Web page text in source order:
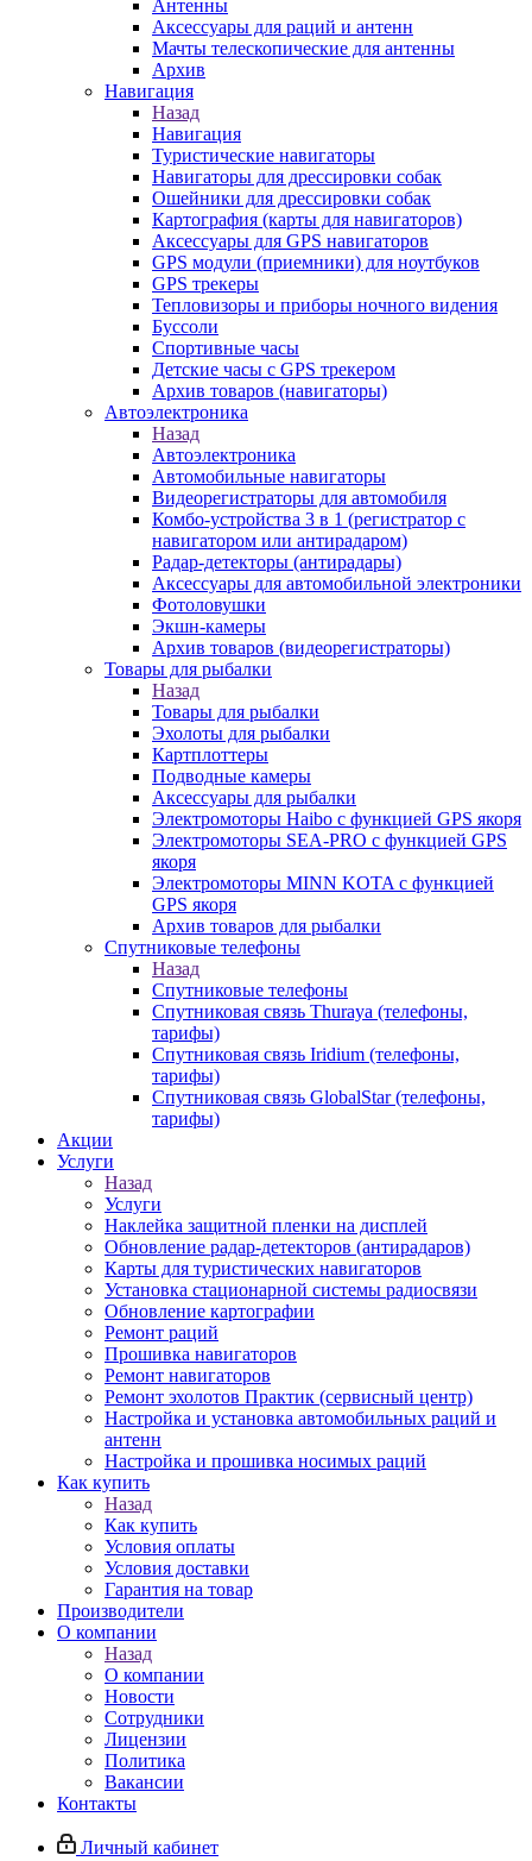
Антенны
Аксессуары для раций и антенн
Мачты телескопические для антенны
Архив
Навигация
Назад
Навигация
Туристические навигаторы
Навигаторы для дрессировки собак
Ошейники для дрессировки собак
Картография (карты для навигаторов)
Аксессуары для GPS навигаторов
GPS модули (приемники) для ноутбуков
GPS трекеры
Тепловизоры и приборы ночного видения
Буссоли
Спортивные часы
Детские часы с GPS трекером
Архив товаров (навигаторы)
Автоэлектроника
Назад
Автоэлектроника
Автомобильные навигаторы
Видеорегистраторы для автомобиля
Комбо-устройства 3 в 1 (регистратор с
навигатором или антирадаром)
Радар-детекторы (антирадары)
Аксессуары для автомобильной электроники
Фотоловушки
Экшн-камеры
Архив товаров (видеорегистраторы)
Товары для рыбалки
Назад
Товары для рыбалки
Эхолоты для рыбалки
Картплоттеры
Подводные камеры
Аксессуары для рыбалки
Электромоторы Haibo с функцией GPS якоря
Электромоторы SEA-PRO с функцией GPS
якоря
Электромоторы MINN KOTA с функцией
GPS якоря
Архив товаров для рыбалки
Спутниковые телефоны
Назад
Спутниковые телефоны
Спутниковая связь Thuraya (телефоны,
тарифы)
Спутниковая связь Iridium (телефоны,
тарифы)
Спутниковая связь GlobalStar (телефоны,
тарифы)
Акции
Услуги
Назад
Услуги
Наклейка защитной пленки на дисплей
Обновление радар-детекторов (антирадаров)
Карты для туристических навигаторов
Установка стационарной системы радиосвязи
Обновление картографии
Ремонт раций
Прошивка навигаторов
Ремонт навигаторов
Ремонт эхолотов Практик (сервисный центр)
Настройка и установка автомобильных раций и
антенн
Настройка и прошивка носимых раций
Как купить
Назад
Как купить
Условия оплаты
Условия доставки
Гарантия на товар
Производители
О компании
Назад
О компании
Новости
Сотрудники
Лицензии
Политика
Вакансии
Контакты
Личный кабинет